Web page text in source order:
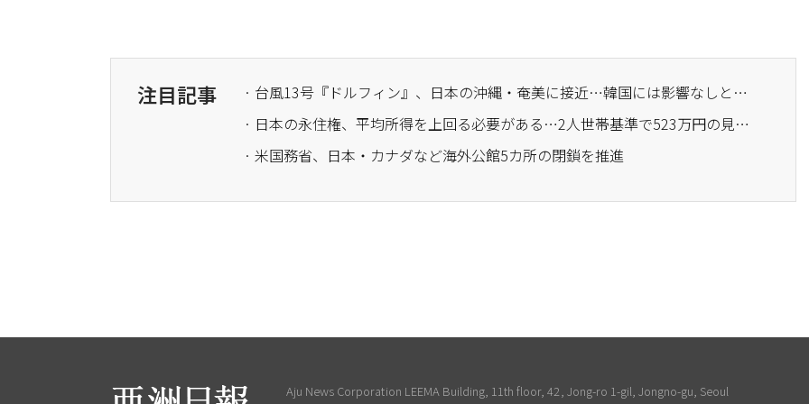
注目記事
· 台風13号『ドルフィン』、日本の沖縄・奄美に接近…韓国には影響なしと予想
· 日本の永住権、平均所得を上回る必要がある…2人世帯基準で523万円の見込み
· 米国務省、日本・カナダなど海外公館5カ所の閉鎖を推進
Aju News Corporation LEEMA Building, 11th floor, 42, Jong-ro 1-gil, Jongno-gu, Seoul